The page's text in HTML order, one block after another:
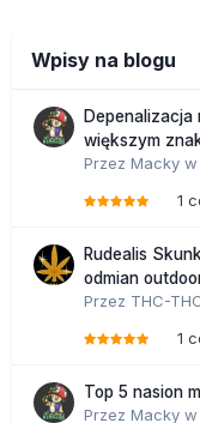
Wpisy na blogu
Depenalizacja
większym
Przez Macky w
1
Rudealis
odmian
Przez THC-
1
Top 5 nasion
Przez Macky w